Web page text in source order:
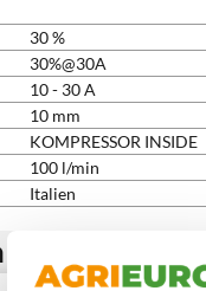
30 %
30%@30A
10 - 30 A
10 mm
KOMPRESSOR INSIDE
100 l/min
Italien
Rabatt